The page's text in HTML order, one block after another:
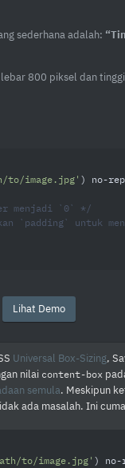
sederhana adalah:
800 piksel dan
to/image.jpg' ) no-
menjadi `0` */
`padding` untuk
Lihat Demo
Universal Box-Sizing,
nilai content-box
semula. Meskipun
ada masalah. Ini
to/image.jpg' ) no-